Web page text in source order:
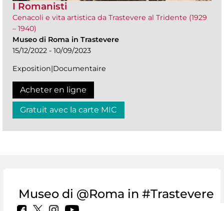
I Romanisti
Cenacoli e vita artistica da Trastevere al Tridente (1929
– 1940)
Museo di Roma in Trastevere
15/12/2022 - 10/09/2023
Exposition|Documentaire
Acheter en ligne
Gratuit avec la carte MIC
Museo di @Roma in #Trastevere